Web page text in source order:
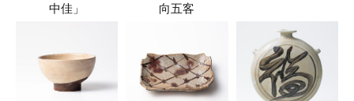
中佳」
向五客